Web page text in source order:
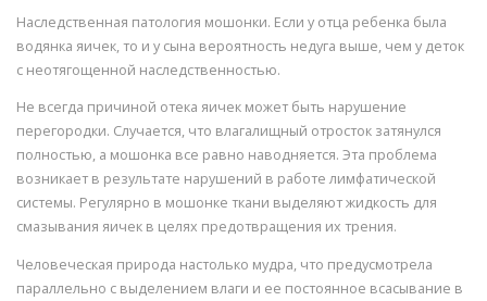
Наследственная патология мошонки. Если у отца ребенка была
водянка яичек, то и у сына вероятность недуга выше, чем у деток
с неотягощенной наследственностью.
Не всегда причиной отека яичек может быть нарушение
перегородки. Случается, что влагалищный отросток затянулся
полностью, а мошонка все равно наводняется. Эта проблема
возникает в результате нарушений в работе лимфатической
системы. Регулярно в мошонке ткани выделяют жидкость для
смазывания яичек в целях предотвращения их трения.
Человеческая природа настолько мудра, что предусмотрела
параллельно с выделением влаги и ее постоянное всасывание в